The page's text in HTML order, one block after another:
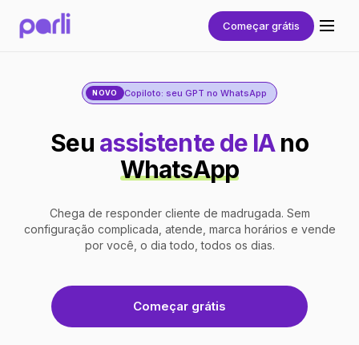
Começar grátis
NOVO Copiloto: seu GPT no WhatsApp
Seu assistente de IAno
WhatsApp
Chega de responder cliente de madrugada. Sem
configuração complicada, atende, marca horários e vende
por você, o dia todo, todos os dias.
Começar grátis